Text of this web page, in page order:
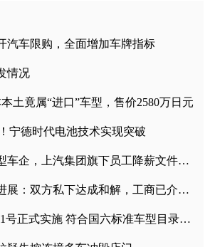
汽车限购，全面增加车牌指标
情况
土竟属“进口”车型，售价2580万日元
宁德时代电池技术实现突破
首个宣布降薪的大型车企，上汽集团旗下员工降薪文件曝光
奔驰漏油事件最新进展：双方私下达成和解，工商已介入调查
“国六排放标准”7月1号正式实施 符合国六标准车型目录一览